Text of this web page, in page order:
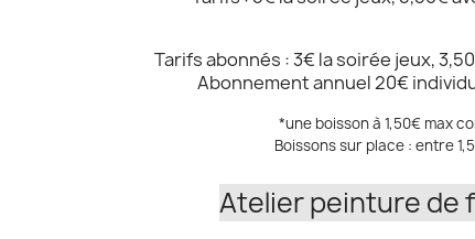
Tarifs abonnés : 3€ la soirée jeux,
Abonnement annuel 20€
*une boisson à 1,50€ max
Boissons sur place : entre
Atelier peinture de